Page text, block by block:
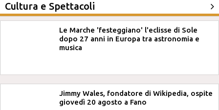
Cultura e Spettacoli
Le Marche 'festeggiano' l'eclisse di Sole
dopo 27 anni in Europa tra astronomia e
musica
Jimmy Wales, fondatore di Wikipedia, ospite
giovedì 20 agosto a Fano